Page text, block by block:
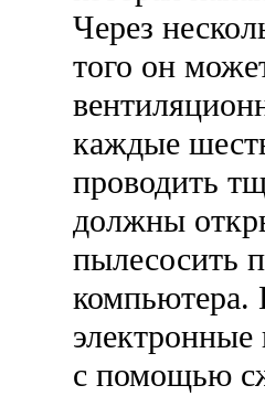
Через
того он
каждые
проводить
должны
пылесосить
компьютера.
с помощью